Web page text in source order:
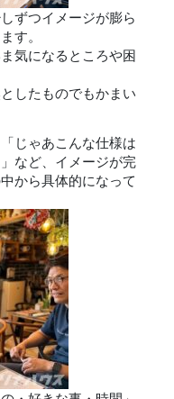
ずつイメージが膨ら
す。
気になるところや困
したものでもかまい
じゃあこんな仕様は
など、イメージが完
から具体的になって